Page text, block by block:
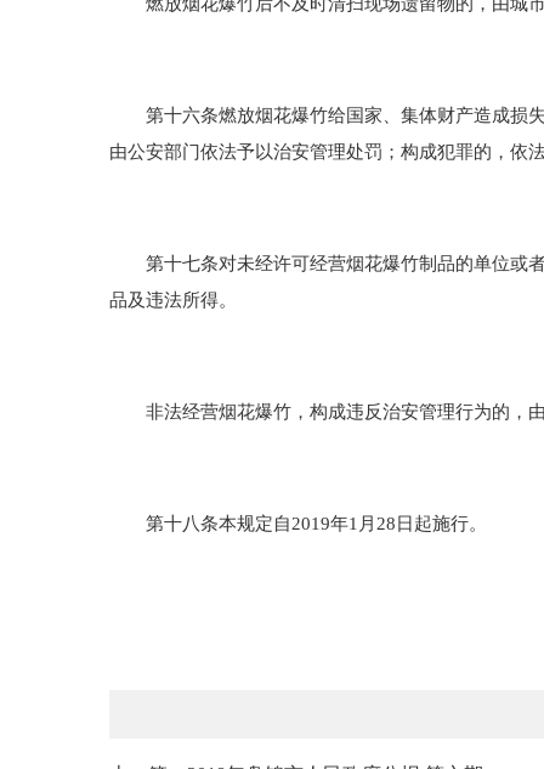
第十六条燃放烟花爆竹给国家、集体财产造成损失
由公安部门依法予以治安管理处罚；构成犯罪的，依
第十七条对未经许可经营烟花爆竹制品的单位或者
品及违法所得。
非法经营烟花爆竹，构成违反治安管理行为的，由
第十八条本规定自2019年1月28日起施行。